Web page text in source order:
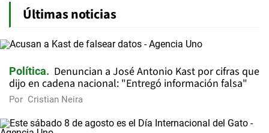
Últimas noticias
Política
Denuncian a José Antonio Kast por cifras que
dijo en cadena nacional: "Entregó información falsa"
Por Cristian Neira